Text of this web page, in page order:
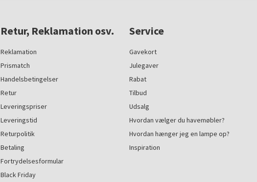
Retur, Reklamation osv.
Reklamation
Prismatch
Handelsbetingelser
Retur
Leveringspriser
Leveringstid
Returpolitik
Betaling
Fortrydelsesformular
Black Friday
Service
Gavekort
Julegaver
Rabat
Tilbud
Udsalg
Hvordan vælger du havemøbler?
Hvordan hænger jeg en lampe op?
Inspiration